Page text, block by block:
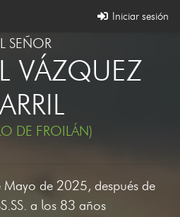
Iniciar sesión
SEÑOR
VÁZQUEZ
DE FROILÁN)
de 2025, después de
a los 83 años